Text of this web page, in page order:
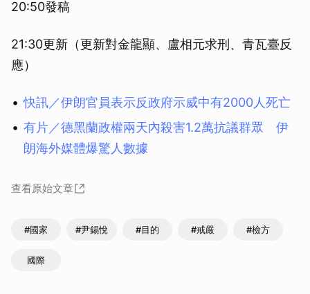
20:50發稿
21:30更新（更新對金龍顯、盧相元求刑、青瓦臺反
應）
快訊／伊朗官員表示反政府示威中有2000人死亡
有片／德黑蘭政權兩天內殺害1.2萬抗議群眾 伊
朗海外媒體爆驚人數據
查看原始文章
#國家 #尹錫悅 #目的 #戒嚴 #檢方
國際